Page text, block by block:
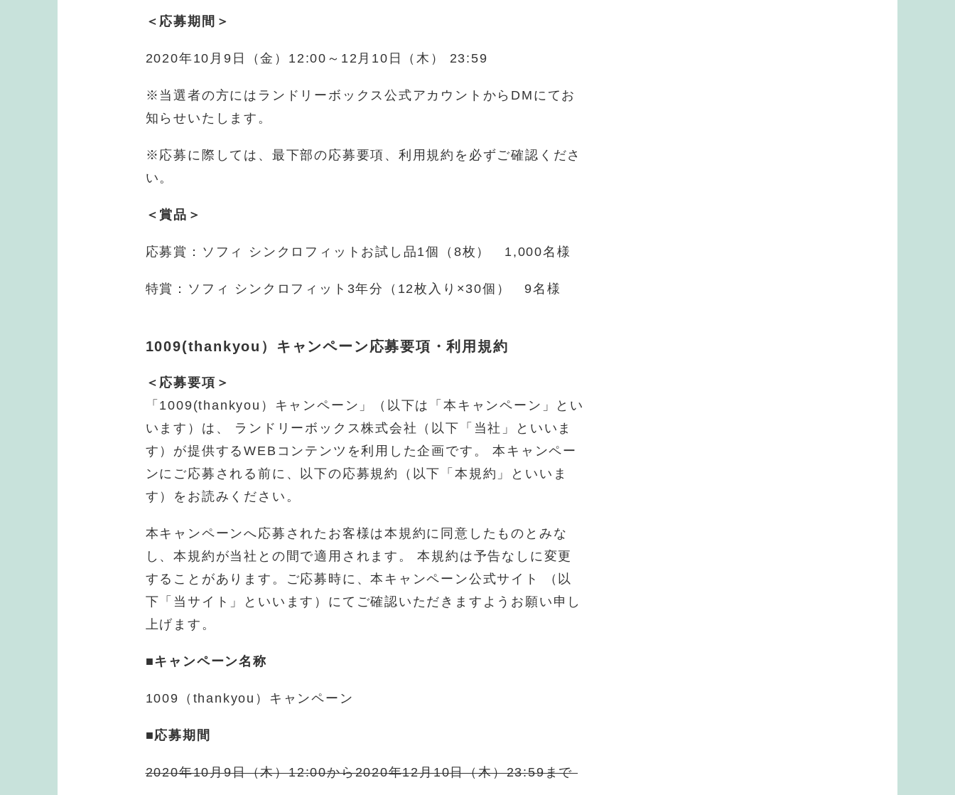
＜応募期間＞
2020年10月9日（金）12:00～12月10日（木） 23:59
※当選者の方にはランドリーボックス公式アカウントからDMにてお
知らせいたします。
※応募に際しては、最下部の応募要項、利用規約を必ずご確認くださ
い。
＜賞品＞
応募賞：ソフィ シンクロフィットお試し品1個（8枚） 1,000名様
特賞：ソフィ シンクロフィット3年分（12枚入り×30個） 9名様
1009(thankyou）キャンペーン応募要項・利用規約
＜応募要項＞
「1009(thankyou）キャンペーン」（以下は「本キャンペーン」とい
います）は、 ランドリーボックス株式会社（以下「当社」といいま
す）が提供するWEBコンテンツを利用した企画です。 本キャンペー
ンにご応募される前に、以下の応募規約（以下「本規約」といいま
す）をお読みください。
本キャンペーンへ応募されたお客様は本規約に同意したものとみな
し、本規約が当社との間で適用されます。 本規約は予告なしに変更
することがあります。ご応募時に、本キャンペーン公式サイト （以
下「当サイト」といいます）にてご確認いただきますようお願い申し
上げます。
■キャンペーン名称
1009（thankyou）キャンペーン
■応募期間
2020年10月9日（木）12:00から2020年12月10日（木）23:59まで